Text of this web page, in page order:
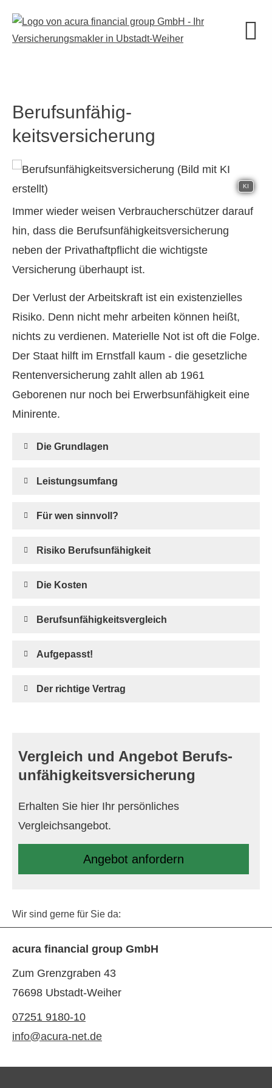
Berufs­unfähig­
keitsversicherung
KI
Immer wieder weisen Verbraucherschützer darauf
hin, dass die Berufs­unfähig­keitsversicherung
neben der Privathaftpflicht die wichtigste
Versicherung überhaupt ist.
Der Verlust der Arbeitskraft ist ein existenzielles
Risiko. Denn nicht mehr arbeiten können heißt,
nichts zu verdienen. Materielle Not ist oft die Folge.
Der Staat hilft im Ernstfall kaum - die gesetzliche
Rentenversicherung zahlt allen ab 1961
Geborenen nur noch bei Erwerbsunfähigkeit eine
Minirente.
Die Grundlagen
Leistungsumfang
Für wen sinnvoll?
Risiko Berufs­unfähig­keit
Die Kosten
Berufs­unfähig­keitsvergleich
Aufgepasst!
Der richtige Vertrag
Vergleich und Angebot Berufs­
unfähig­keitsversicherung
Erhalten Sie hier Ihr persönliches
Vergleichsangebot.
An­ge­bot an­for­dern
Wir sind gerne für Sie da:
acura financial group GmbH
Zum Grenzgraben 43
76698 Ubstadt-Weiher
07251 9180-10
info@acura-net.de